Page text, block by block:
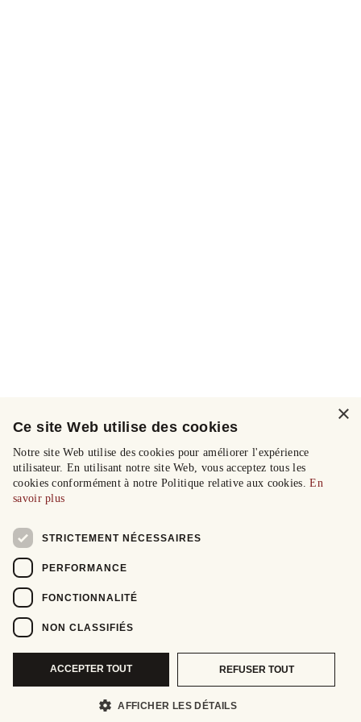
×
Ce site Web utilise des cookies
Notre site Web utilise des cookies pour améliorer l'expérience
utilisateur. En utilisant notre site Web, vous acceptez tous les
cookies conformément à notre Politique relative aux cookies.En
savoir plus
STRICTEMENT NÉCESSAIRES
PERFORMANCE
FONCTIONNALITÉ
NON CLASSIFIÉS
ACCEPTER TOUT REFUSER TOUT
AFFICHER LES DÉTAILS